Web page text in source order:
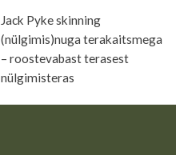
Jack Pyke skinning
(nülgimis)nuga terakaitsmega
– roostevabast terasest
nülgimisteras